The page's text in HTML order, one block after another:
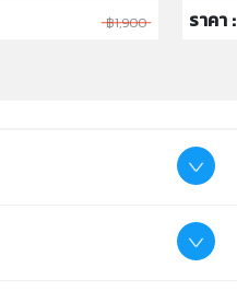
฿1,900 ราคา